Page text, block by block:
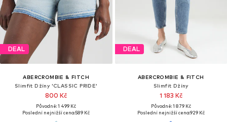
DEAL
ABERCROMBIE & FITCH
Slimfit Džíny 'CLASSIC PRIDE'
800 Kč
Původně: 1 499 Kč
Poslední nejnižší cena:589 Kč
DEAL
ABERCROMBIE & FITCH
Slimfit Džíny
1 183 Kč
Původně: 1 879 Kč
Poslední nejnižší cena:929 Kč